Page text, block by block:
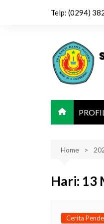
Telp: (0294)
Home
Hari: 13
Cerita